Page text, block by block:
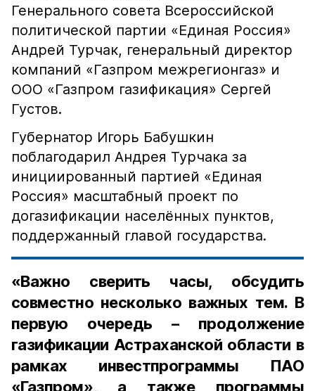
Генерального совета Всероссийской
политической партии «Единая Россия»
Андрей Турчак, генеральный директор
компаний «Газпром межрегионгаз» и
ООО «Газпром газификация» Сергей
Густов.
Губернатор Игорь Бабушкин
поблагодарил Андрея Турчака за
инициированный партией «Единая
Россия» масштабный проект по
догазификации населённых пунктов,
поддержанный главой государства.
«Важно сверить часы, обсудить
совместно несколько важных тем. В
первую очередь – продолжение
газификации Астраханской области в
рамках инвестпрограммы ПАО
«Газпром», а также программы